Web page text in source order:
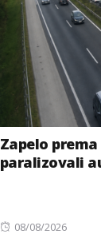
Zapelo
paralizovali
Posted
08/08/2026